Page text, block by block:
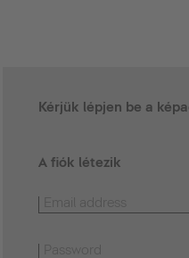
Kérjük lépjen be a
A fiók létezik